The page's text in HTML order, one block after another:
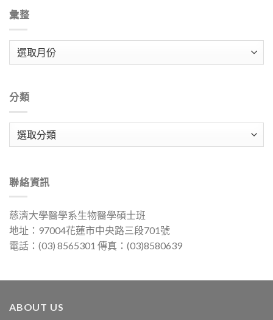
彙整
分類
聯絡資訊
慈濟大學醫學系生物醫學碩士班
地址：97004花蓮市中央路三段701號
電話：(03) 8565301 傳真：(03)8580639
ABOUT US